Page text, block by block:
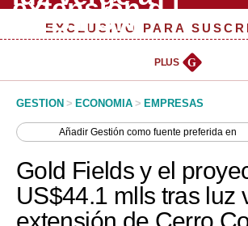
Management & Empleo
Perú
Política
EXCLUSIVO PARA
PLUS G
GESTION > ECONOMIA > EMPRESAS
AñadirGestión como fuente preferida en
Gold Fields y el
US$44.1 mlls tras luz